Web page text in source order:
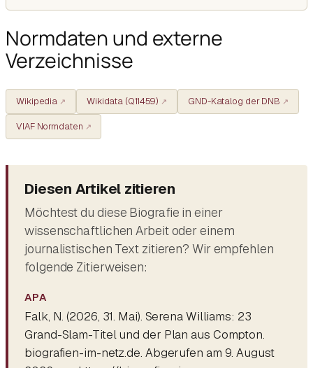
Normdaten und externe
Verzeichnisse
Wikipedia Wikidata (Q11459) GND-Katalog der DNB
VIAF Normdaten
Diesen Artikel zitieren
Möchtest du diese Biografie in einer
wissenschaftlichen Arbeit oder einem
journalistischen Text zitieren? Wir empfehlen
folgende Zitierweisen:
APA
Falk, N. (2026, 31. Mai). Serena Williams: 23
Grand-Slam-Titel und der Plan aus Compton.
biografien-im-netz.de. Abgerufen am 9. August